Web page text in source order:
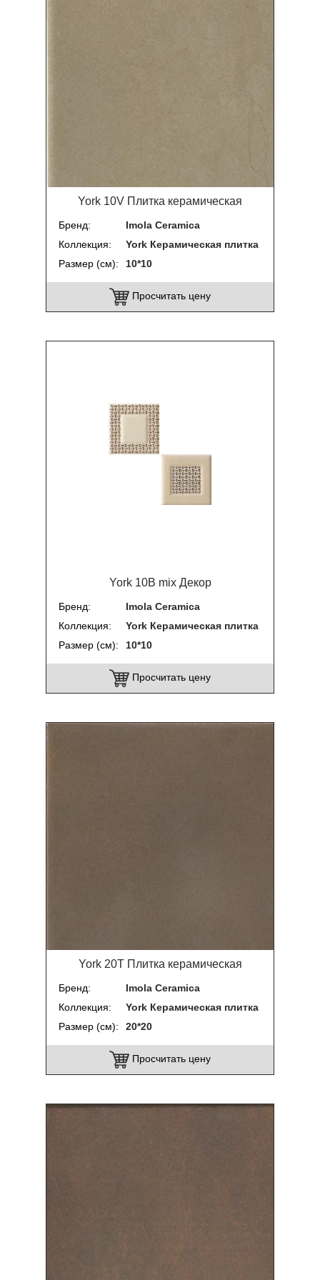
York 10V Плитка керамическая
Бренд
Imola Ceramica
Коллекция
York Керамическая плитка
Размер (см)
10*10
Просчитать цену
York 10B mix Декор
Бренд
Imola Ceramica
Коллекция
York Керамическая плитка
Размер (см)
10*10
Просчитать цену
York 20T Плитка керамическая
Бренд
Imola Ceramica
Коллекция
York Керамическая плитка
Размер (см)
20*20
Просчитать цену